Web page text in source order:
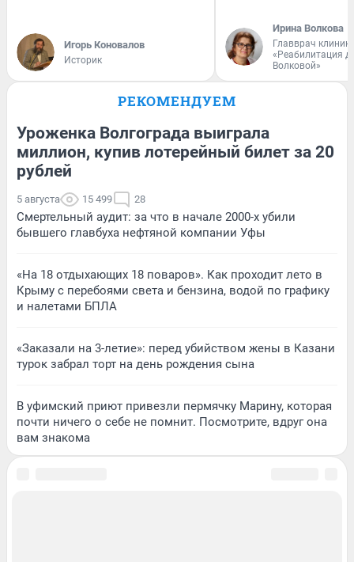
Игорь Коновалов
Историк
Ирина Волкова
Главврач
«Реабилитация
Волковой»
РЕКОМЕНДУЕМ
Уроженка Волгограда выиграла
миллион, купив лотерейный билет за 20
рублей
5 августа 15 499 28
Смертельный аудит: за что в начале 2000-х убили
бывшего главбуха нефтяной компании Уфы
«На 18 отдыхающих 18 поваров». Как проходит лето в
Крыму с перебоями света и бензина, водой по графику
и налетами БПЛА
«Заказали на 3-летие»: перед убийством жены в Казани
турок забрал торт на день рождения сына
В уфимский приют привезли пермячку Марину, которая
почти ничего о себе не помнит. Посмотрите, вдруг она
вам знакома